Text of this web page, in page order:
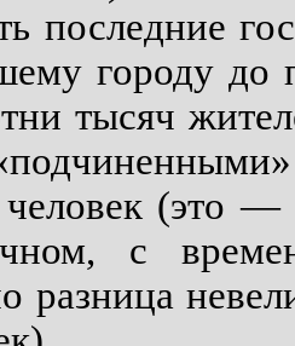
последние
городу до
тысяч
(это —
с
разница